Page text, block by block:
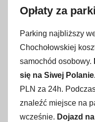
Opłaty za
Parking najbliższy
Chochołowskiej
samochód osobowy.
się na Siwej
PLN za 24h.
znaleźć miejsce na
wcześnie. Dojazd